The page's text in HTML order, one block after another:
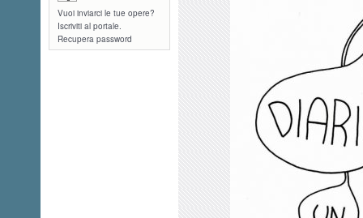
Vuoi inviarci le tue opere?
Iscriviti al portale.
Recupera password